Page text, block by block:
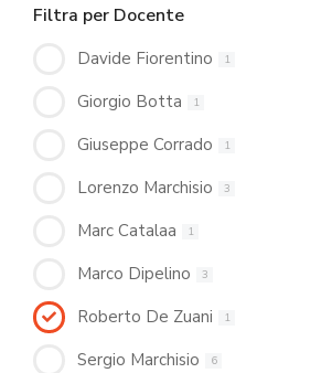
Filtra per Docente
Davide Fiorentino 1
Giorgio Botta 1
Giuseppe Corrado 1
Lorenzo Marchisio 3
Marc Catalaa 1
Marco Dipelino 3
Roberto De Zuani 1
Sergio Marchisio 6